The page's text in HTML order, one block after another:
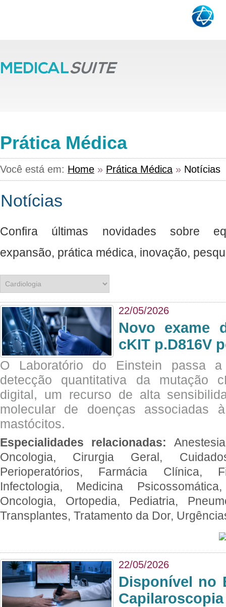
Prática Médica
Você está em: Home » Prática Médica » Notícias
Confira últimas novidades sobre
expansão, prática médica, inovação,
22/05/2026
Novo exame
cKIT p.D816V
O Laboratório do Einstein passa
detecção quantitativa da mutação
digital, um recurso de alta
molecular de doenças associadas
mastócitos.
Especialidades relacionadas:
Oncologia, Cirurgia Geral,
Perioperatórios, Farmácia Clínica,
Infectologia, Medicina
Oncologia, Ortopedia, Pediatria,
Transplantes, Tratamento da Dor,
22/05/2026
Disponível no